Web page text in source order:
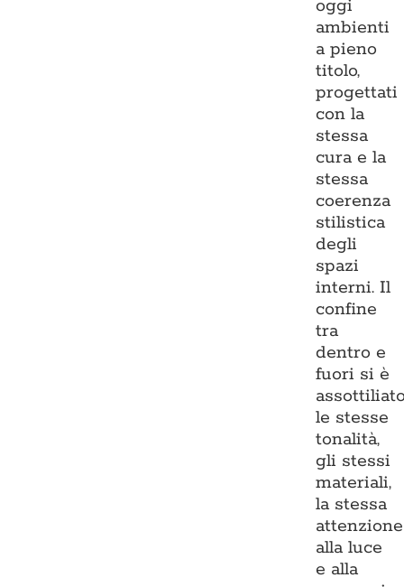
oggi
ambienti
a pieno
titolo,
progettati
con la
stessa
cura e la
stessa
coerenza
stilistica
degli
spazi
interni. Il
confine
tra
dentro e
fuori si è
le stesse
tonalità,
gli stessi
materiali,
la stessa
attenzione
alla luce
e alla